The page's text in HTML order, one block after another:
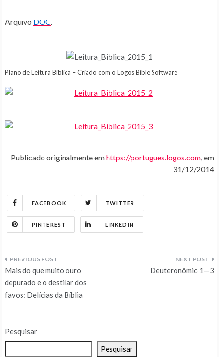
Arquivo DOC.
Plano de Leitura Bíblica – Criado com o Logos Bible Software
Publicado originalmente emhttps://portugues.logos.com, em
31/12/2014
FACEBOOK TWITTER
PINTEREST LINKEDIN
Navegação
de
Mais do que muito ouro
depurado e o destilar dos
favos: Delícias da Bíblia
Deuteronômio 1—3
Pesquisar
Pesquisar